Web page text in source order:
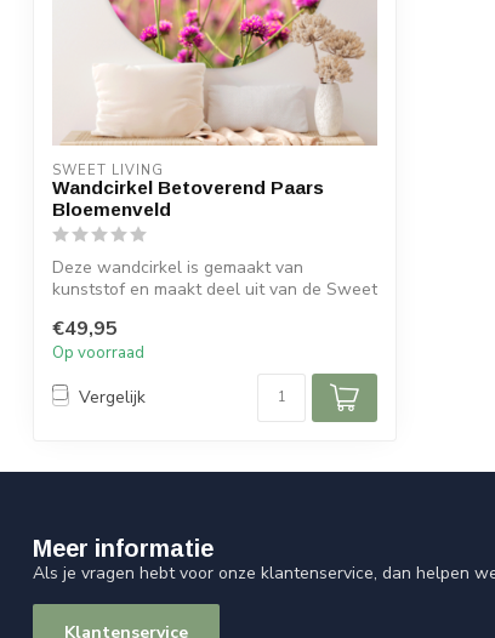
SWEET LIVING
Wandcirkel Betoverend Paars
Bloemenveld
Deze wandcirkel is gemaakt van
kunststof en maakt deel uit van de Sweet
€49,95
Op voorraad
Vergelijk
Meer informatie
Als je vragen hebt voor onze klantenservice, dan helpen
Klantenservice